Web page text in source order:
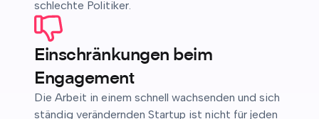
schlechte Politiker.
Einschränkungen beim
Engagement
Die Arbeit in einem schnell wachsenden und sich
ständig verändernden Startup ist nicht für jeden